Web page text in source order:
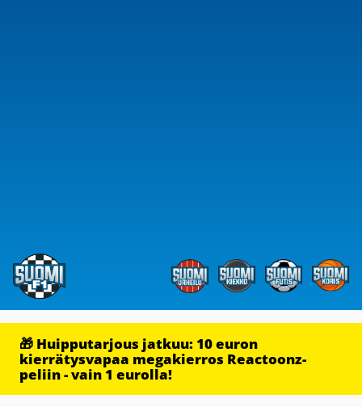
🎁 Huipputarjous jatkuu: 10 euron
kierrätysvapaa megakierros Reactoonz-
peliin - vain 1 eurolla!